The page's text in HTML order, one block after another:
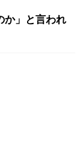
か」と言われ